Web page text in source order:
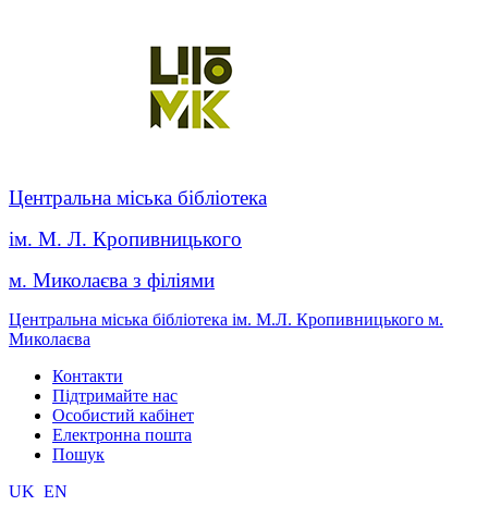
Центральна міська бібліотека
ім. М. Л. Кропивницького
м. Миколаєва з філіями
Центральна міська бібліотека ім. М.Л. Кропивницького м.
Миколаєва
Контакти
Підтримайте нас
Особистий кабінет
Електронна пошта
Пошук
UK EN